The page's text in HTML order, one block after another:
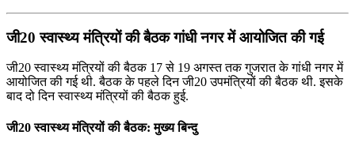
जी20 स्‍वास्‍थ्‍य मंत्रियों की बैठक गांधी नगर में आयोजित की गई
जी20 स्‍वास्‍थ्‍य मंत्रियों की बैठक 17 से 19 अगस्त तक गुजरात के गांधी नगर में
आयोजित की गई थी. बैठक के पहले दिन जी20 उपमंत्रियों की बैठक थी. इसके
बाद दो दिन स्‍वास्‍थ्‍य मंत्रियों की बैठक हुई.
जी20 स्‍वास्‍थ्‍य मंत्रियों की बैठक: मुख्य बिन्दु